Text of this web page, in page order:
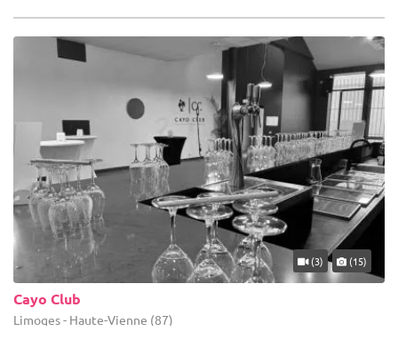
(3) (15)
Cayo Club
Limoges - Haute-Vienne (87)